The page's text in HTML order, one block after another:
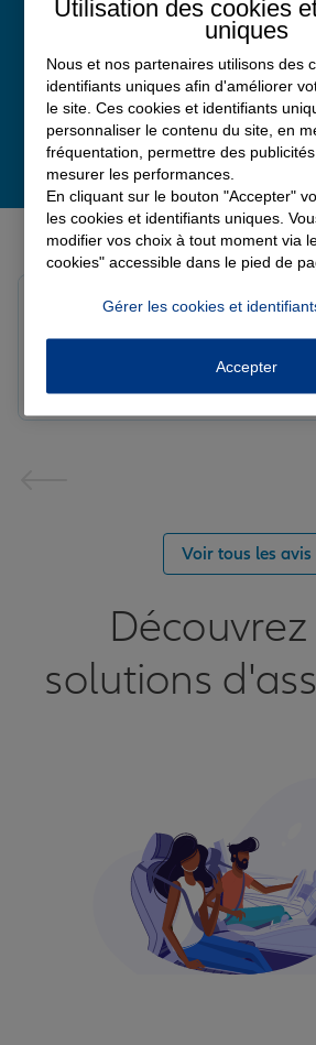
Derniers avis de nos
Le 08/08/2026 - Agence PAVILLY
Bon suivi de mon sinistre, merci
Voir tous les avis
solutions
Utilisation des cookies
uniques
Nous et nos partenaires utilisons des
identifiants uniques afin d'améliorer
le site. Ces cookies et identifiants
personnaliser le contenu du site, en
fréquentation, permettre des
mesurer les performances.
En cliquant sur le bouton "Accepter"
les cookies et identifiants uniques.
modifier vos choix à tout moment via
cookies" accessible dans le pied de
Gérer les cookies et
Accepter